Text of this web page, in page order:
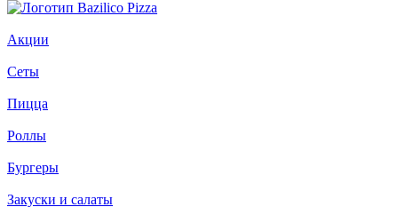
Акции
Сеты
Пицца
Роллы
Бургеры
Закуски и салаты